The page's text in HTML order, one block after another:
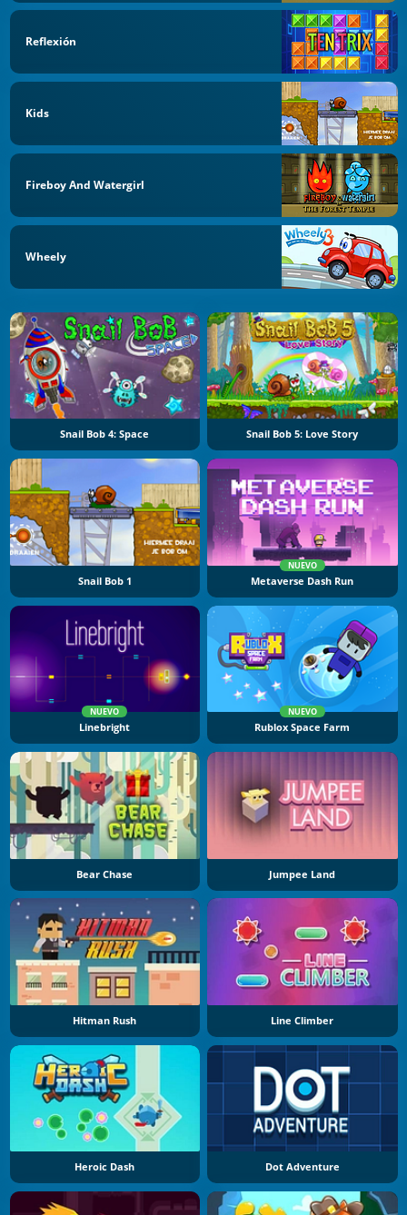
Reflexión
Kids
Fireboy And Watergirl
Wheely
Snail Bob 4: Space Snail Bob 5: Love Story
Snail Bob 1
NUEVO
Metaverse Dash Run
NUEVO
Linebright
NUEVO
Rublox Space Farm
Bear Chase Jumpee Land
Hitman Rush Line Climber
Heroic Dash Dot Adventure